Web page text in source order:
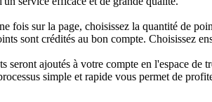
fois sur la page, choisissez la quantité de
sont crédités au bon compte. Choisissez
ajoutés à votre compte en l'espace de
simple et rapide vous permet de